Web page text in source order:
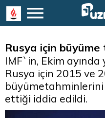
Rusya için
IMF`in, Ekim
Rusya için 2015 ve
büyümetahminlerini
ettiği iddia edildi.